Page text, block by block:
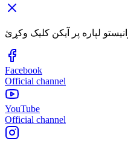
Facebook
Official channel
YouTube
Official channel